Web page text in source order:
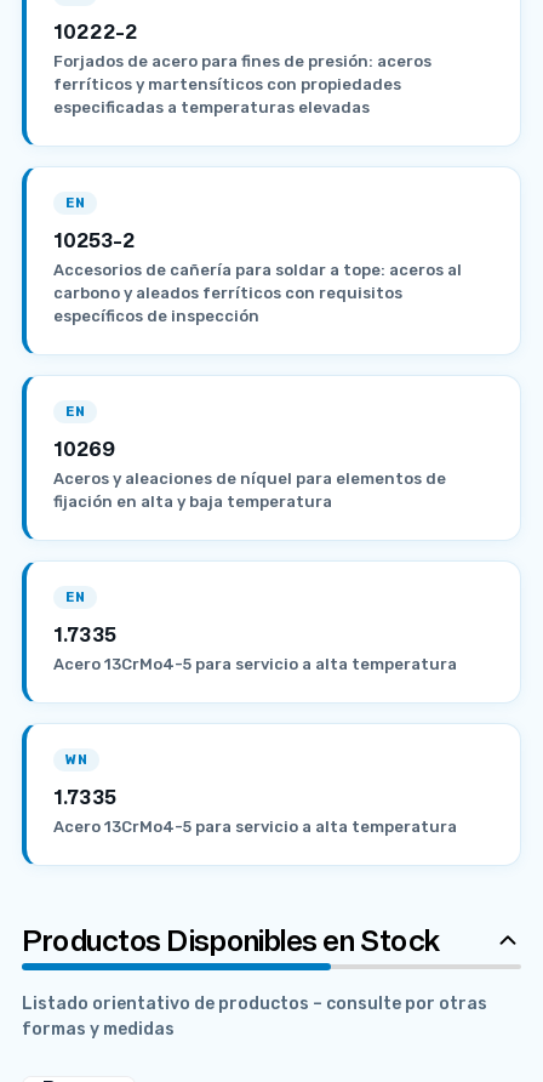
10222-2
Forjados de acero para fines de presión: aceros
ferríticos y martensíticos con propiedades
especificadas a temperaturas elevadas
EN
10253-2
Accesorios de cañería para soldar a tope: aceros al
carbono y aleados ferríticos con requisitos
específicos de inspección
EN
10269
Aceros y aleaciones de níquel para elementos de
fijación en alta y baja temperatura
EN
1.7335
Acero 13CrMo4-5 para servicio a alta temperatura
WN
1.7335
Acero 13CrMo4-5 para servicio a alta temperatura
Productos Disponibles en Stock
Listado orientativo de productos – consulte por otras
formas y medidas